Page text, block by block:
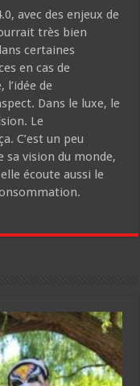
avec des enjeux de
très bien
certaines
en cas de
l’idée de
Dans le luxe, le
Le
C’est un peu
sa vision du monde,
écoute aussi le